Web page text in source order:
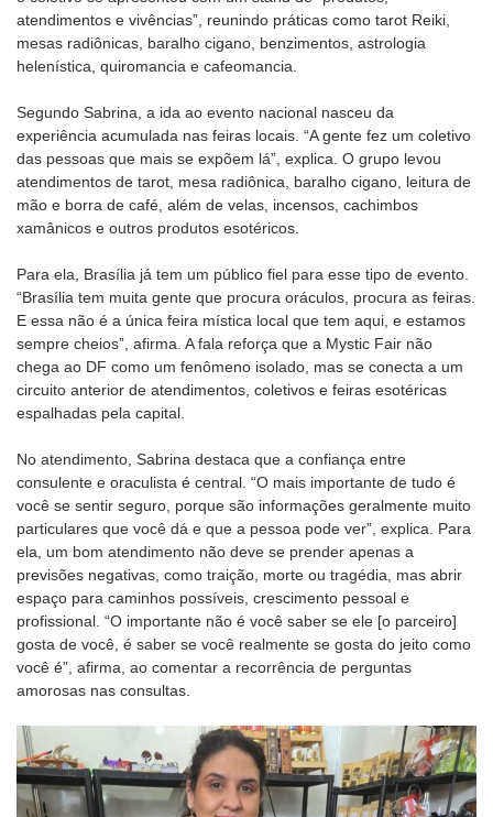
atendimentos e vivências”, reunindo práticas como tarot Reiki,
mesas radiônicas, baralho cigano, benzimentos, astrologia
helenística, quiromancia e cafeomancia.
Segundo Sabrina, a ida ao evento nacional nasceu da
experiência acumulada nas feiras locais. “A gente fez um coletivo
das pessoas que mais se expõem lá”, explica. O grupo levou
atendimentos de tarot, mesa radiônica, baralho cigano, leitura de
mão e borra de café, além de velas, incensos, cachimbos
xamânicos e outros produtos esotéricos.
Para ela, Brasília já tem um público fiel para esse tipo de evento.
“Brasília tem muita gente que procura oráculos, procura as feiras.
E essa não é a única feira mística local que tem aqui, e estamos
sempre cheios”, afirma. A fala reforça que a Mystic Fair não
chega ao DF como um fenômeno isolado, mas se conecta a um
circuito anterior de atendimentos, coletivos e feiras esotéricas
espalhadas pela capital.
No atendimento, Sabrina destaca que a confiança entre
consulente e oraculista é central. “O mais importante de tudo é
você se sentir seguro, porque são informações geralmente muito
particulares que você dá e que a pessoa pode ver”, explica. Para
ela, um bom atendimento não deve se prender apenas a
previsões negativas, como traição, morte ou tragédia, mas abrir
espaço para caminhos possíveis, crescimento pessoal e
profissional. “O importante não é você saber se ele [o parceiro]
gosta de você, é saber se você realmente se gosta do jeito como
você é”, afirma, ao comentar a recorrência de perguntas
amorosas nas consultas.